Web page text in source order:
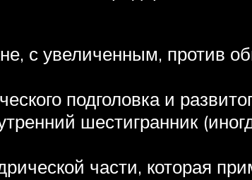
с увеличенным, против
подголовка и
шестигранник
части, которая